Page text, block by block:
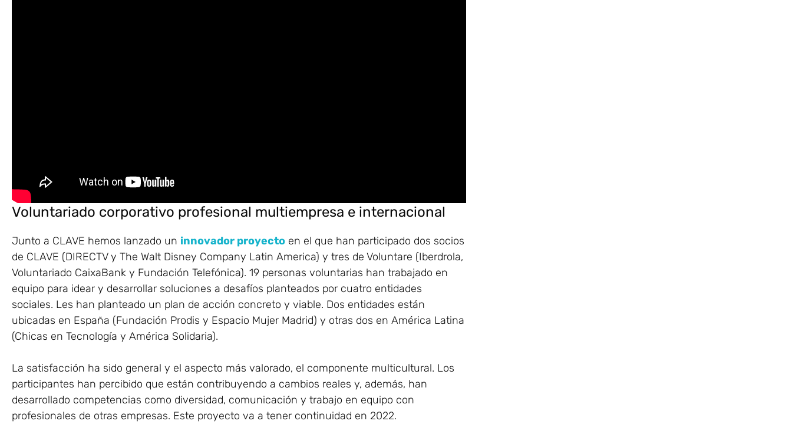
Voluntariado corporativo profesional multiempresa e internacional
Junto a CLAVE hemos lanzado un innovador proyecto en el que han participado dos socios
de CLAVE (DIRECTV y The Walt Disney Company Latin America) y tres de Voluntare (Iberdrola,
Voluntariado CaixaBank y Fundación Telefónica). 19 personas voluntarias han trabajado en
equipo para idear y desarrollar soluciones a desafíos planteados por cuatro entidades
sociales. Les han planteado un plan de acción concreto y viable. Dos entidades están
ubicadas en España (Fundación Prodis y Espacio Mujer Madrid) y otras dos en América Latina
(Chicas en Tecnología y América Solidaria).
La satisfacción ha sido general y el aspecto más valorado, el componente multicultural. Los
participantes han percibido que están contribuyendo a cambios reales y, además, han
desarrollado competencias como diversidad, comunicación y trabajo en equipo con
profesionales de otras empresas. Este proyecto va a tener continuidad en 2022.